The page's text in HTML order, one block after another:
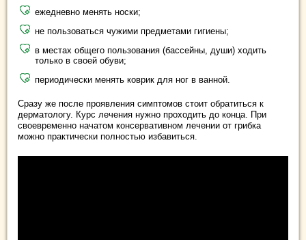
ежедневно менять носки;
не пользоваться чужими предметами гигиены;
в местах общего пользования (бассейны, души) ходить
только в своей обуви;
периодически менять коврик для ног в ванной.
Сразу же после проявления симптомов стоит обратиться к
дерматологу. Курс лечения нужно проходить до конца. При
своевременно начатом консервативном лечении от грибка
можно практически полностью избавиться.